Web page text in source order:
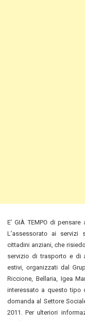
E’ GIÀ TEMPO di
L’assessorato ai
cittadini anziani, che
servizio di trasporto e di
estivi, organizzati dal
Riccione, Bellaria, Igea
interessato a questo tipo
domanda al Settore
2011. Per ulteriori